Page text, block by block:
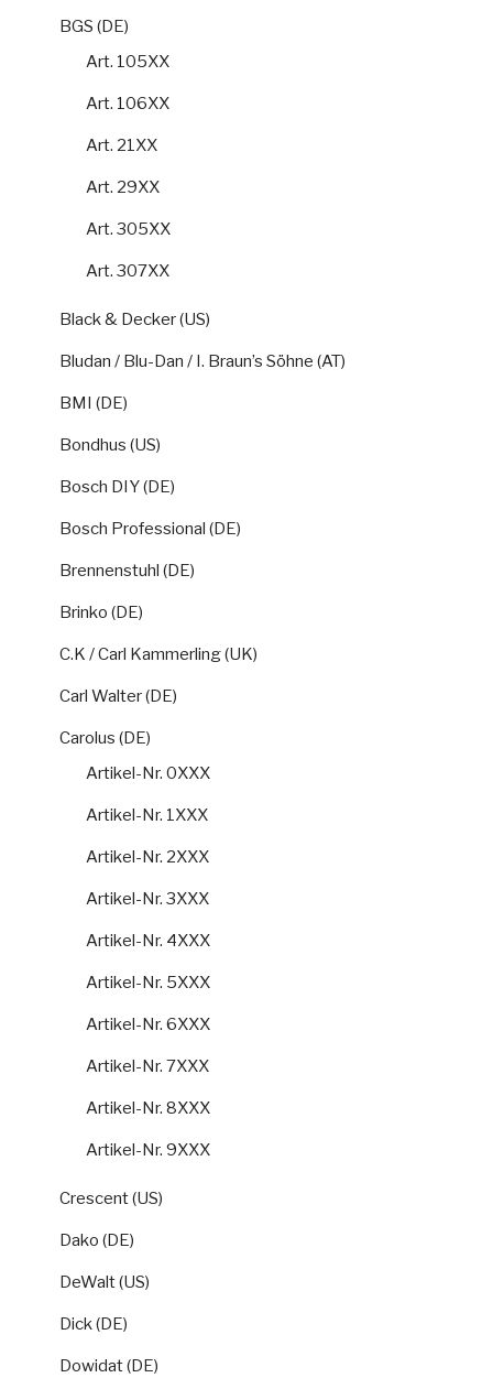
BGS (DE)
Art. 105XX
Art. 106XX
Art. 21XX
Art. 29XX
Art. 305XX
Art. 307XX
Black & Decker (US)
Bludan / Blu-Dan / I. Braun’s Söhne (AT)
BMI (DE)
Bondhus (US)
Bosch DIY (DE)
Bosch Professional (DE)
Brennenstuhl (DE)
Brinko (DE)
C.K / Carl Kammerling (UK)
Carl Walter (DE)
Carolus (DE)
Artikel-Nr. 0XXX
Artikel-Nr. 1XXX
Artikel-Nr. 2XXX
Artikel-Nr. 3XXX
Artikel-Nr. 4XXX
Artikel-Nr. 5XXX
Artikel-Nr. 6XXX
Artikel-Nr. 7XXX
Artikel-Nr. 8XXX
Artikel-Nr. 9XXX
Crescent (US)
Dako (DE)
DeWalt (US)
Dick (DE)
Dowidat (DE)